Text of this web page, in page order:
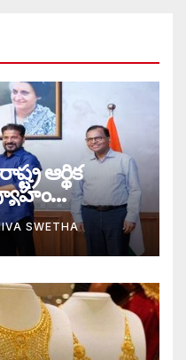
ఆర్థిక
SWETHA